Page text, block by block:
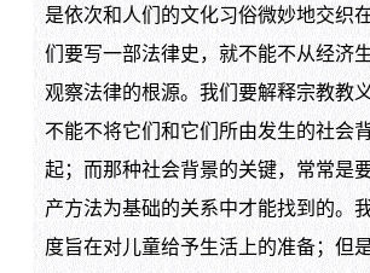
是依次和人们的文化习俗微妙地交织
们要写一部法律史，就不能不从经济
观察法律的根源。我们要解释宗教教
不能不将它们和它们所由发生的社会
起；而那种社会背景的关键，常常是
产方法为基础的关系中才能找到的。
度旨在对儿童给予生活上的准备；但